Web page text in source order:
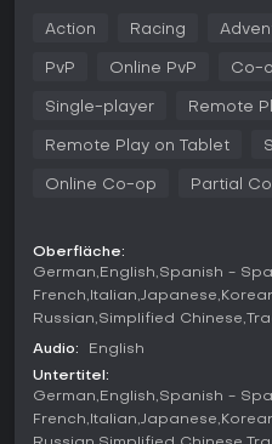
Missionen, Nebenaktivitäten
steuern drei Protagonisten -
Psychopathen -, die für
zwielichtigen Branchenleuten
Deckungssystemen, das
Der Fokus liegt auf Freiheit: In
zwischen den Charakteren
Spezialfähigkeiten wie
Präzisionsschießen optimal zu
Straßenbelägen und
Enhanced Edition bringen
Action Racing
PvP Online PvP Co-
Single-player Remote
Remote Play on Tablet
Online Co-op Partial
Oberfläche:
German English Spanish -
French Italian Japanese
Russian Simplified Chinese
Audio:
English
Untertitel:
German English Spanish -
French Italian Japanese